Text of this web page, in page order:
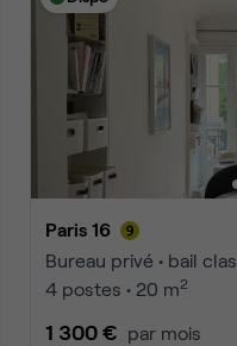
Paris 16
Bureau privé • bail
4 postes • 20 m2
1 300 € par mois